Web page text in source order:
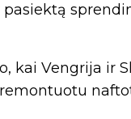
kai Vengrija ir